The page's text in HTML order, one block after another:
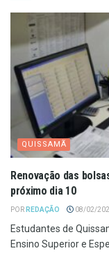
QUISSAMÃ
Renovação das
próximo dia 10
POR REDAÇÃO 08/02/
Estudantes de
Ensino Superior e